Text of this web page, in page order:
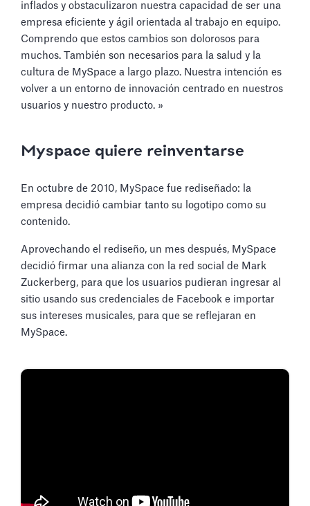
inflados y obstaculizaron nuestra capacidad de ser una
empresa eficiente y ágil orientada al trabajo en equipo.
Comprendo que estos cambios son dolorosos para
muchos. También son necesarios para la salud y la
cultura de MySpace a largo plazo. Nuestra intención es
volver a un entorno de innovación centrado en nuestros
usuarios y nuestro producto. »
Myspace quiere reinventarse
En octubre de 2010, MySpace fue rediseñado: la
empresa decidió cambiar tanto su logotipo como su
contenido.
Aprovechando el rediseño, un mes después, MySpace
decidió firmar una alianza con la red social de Mark
Zuckerberg, para que los usuarios pudieran ingresar al
sitio usando sus credenciales de Facebook e importar
sus intereses musicales, para que se reflejaran en
MySpace.